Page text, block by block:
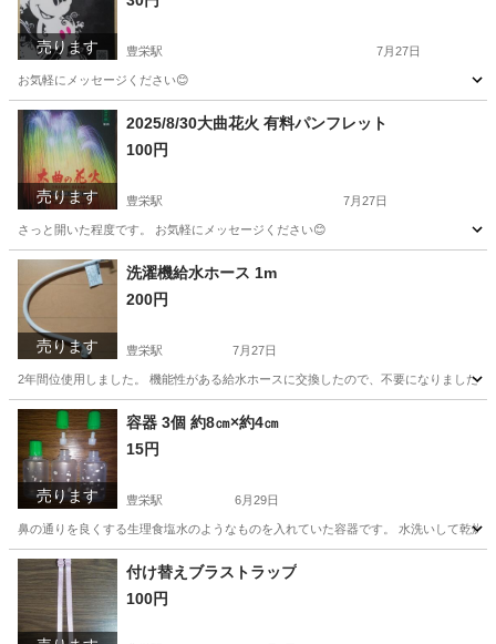
売ります 豊栄駅 7月27日
お気軽にメッセージください😊
新潟 新潟市 その他 クリアファイル
売ります
2025/8/30大曲花火 有料パンフレット
100円
豊栄駅 7月27日
さっと開いた程度です。 お気軽にメッセージください😊
新潟 新潟市 豊栄駅 その他
売ります
洗濯機給水ホース 1m
200円
豊栄駅 7月27日
2年間位使用しました。 機能性がある給水ホースに交換したので、不要になりました
新潟 新潟市 豊栄駅 生活家電
売ります
容器 3個 約8㎝×約4㎝
15円
豊栄駅 6月29日
鼻の通りを良くする生理食塩水のようなものを入れていた容器です。 水洗いして乾
新潟 新潟市 豊栄駅 その他
付け替えブラストラップ
100円